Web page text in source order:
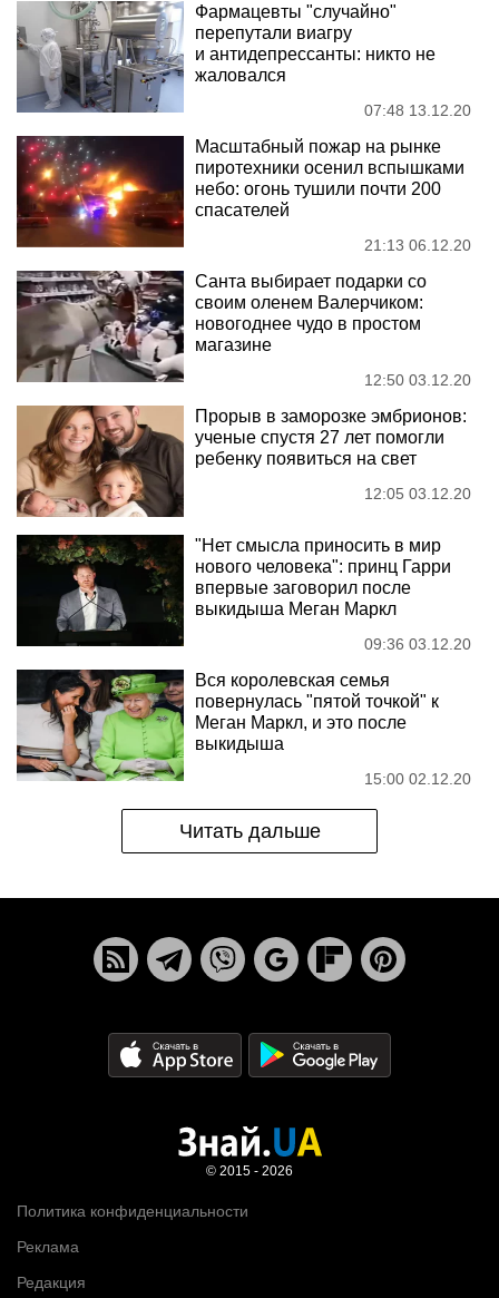
Фармацевты "случайно"
перепутали виагру
и антидепрессанты: никто не
жаловался
07:48 13.12.20
Масштабный пожар на рынке
пиротехники осенил вспышками
небо: огонь тушили почти 200
спасателей
21:13 06.12.20
Санта выбирает подарки со
своим оленем Валерчиком:
новогоднее чудо в простом
магазине
12:50 03.12.20
Прорыв в заморозке эмбрионов:
ученые спустя 27 лет помогли
ребенку появиться на свет
12:05 03.12.20
"Нет смысла приносить в мир
нового человека": принц Гарри
впервые заговорил после
выкидыша Меган Маркл
09:36 03.12.20
Вся королевская семья
повернулась "пятой точкой" к
Меган Маркл, и это после
выкидыша
15:00 02.12.20
Читать дальше
Политика конфиденциальности
Реклама
Редакция
© 2015 - 2026